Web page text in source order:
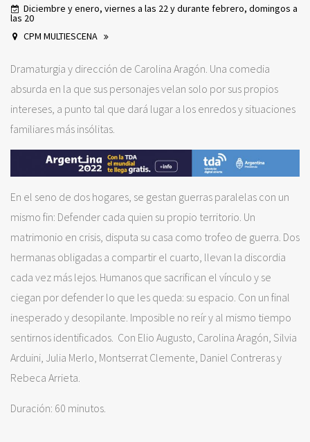
Diciembre y enero, viernes a las 22 y durante febrero, domingos a
las 20
CPM MULTIESCENA
Dramaturgia y dirección de Carolina Aragón. Una comedia
absurda en la que sus personajes velan solo por sus propios
intereses, a punto tal que dará lugar a los enredos y situaciones
familiares más insólitas.
En el seno de dos hogares, se gestan guerras paralelas con un
mismo fin: Defender cada quien su propio territorio. Un
matrimonio en crisis, disputa su casa como trofeo de guerra. Dos
hermanas obligadas a compartir el cuarto, llevan la discordia
cada vez más lejos. Humanos que sacrifican el vínculo y se
ciegan por defender lo que les queda: su espacio. Con un final
inesperado y desopilante. Imposible no reír y al mismo tiempo
sentirnos identificados. Con Elio Augusto, Carolina Aragón, Silvia
Arduini, Julia Merlo, Montserrat Clemente, Daniel Contreras y
Rebeca Arrieta.
Duración: 60 minutos.